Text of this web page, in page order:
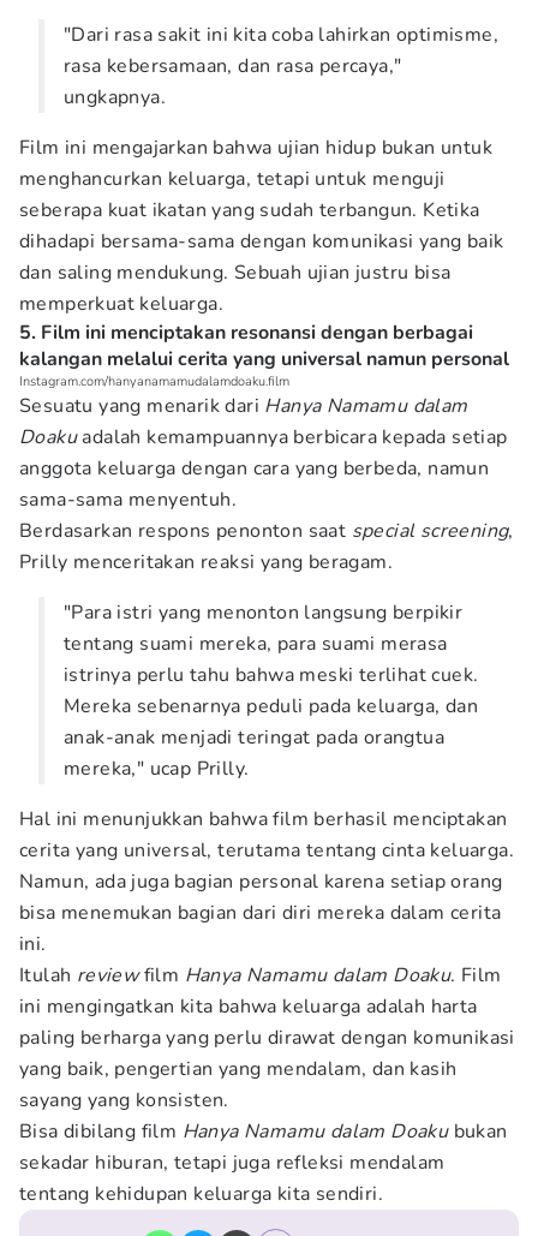
"Dari rasa sakit ini kita coba lahirkan optimisme,
rasa kebersamaan, dan rasa percaya,"
ungkapnya.
Film ini mengajarkan bahwa ujian hidup bukan untuk
menghancurkan keluarga, tetapi untuk menguji
seberapa kuat ikatan yang sudah terbangun. Ketika
dihadapi bersama-sama dengan komunikasi yang baik
dan saling mendukung. Sebuah ujian justru bisa
memperkuat keluarga.
5. Film ini menciptakan resonansi dengan berbagai
kalangan melalui cerita yang universal namun personal
Instagram.com/hanyanamamudalamdoaku.film
Sesuatu yang menarik dari Hanya Namamu dalam
Doakuadalah kemampuannya berbicara kepada setiap
anggota keluarga dengan cara yang berbeda, namun
sama-sama menyentuh.
Berdasarkan respons penonton saat special screening,
Prilly menceritakan reaksi yang beragam.
"Para istri yang menonton langsung berpikir
tentang suami mereka, para suami merasa
istrinya perlu tahu bahwa meski terlihat cuek.
Mereka sebenarnya peduli pada keluarga, dan
anak-anak menjadi teringat pada orangtua
mereka," ucap Prilly.
Hal ini menunjukkan bahwa film berhasil menciptakan
cerita yang universal, terutama tentang cinta keluarga.
Namun, ada juga bagian personal karena setiap orang
bisa menemukan bagian dari diri mereka dalam cerita
ini.
Itulah reviewfilm Hanya Namamu dalam Doaku. Film
ini mengingatkan kita bahwa keluarga adalah harta
paling berharga yang perlu dirawat dengan komunikasi
yang baik, pengertian yang mendalam, dan kasih
sayang yang konsisten.
Bisa dibilang film Hanya Namamu dalam Doaku bukan
sekadar hiburan, tetapi juga refleksi mendalam
tentang kehidupan keluarga kita sendiri.